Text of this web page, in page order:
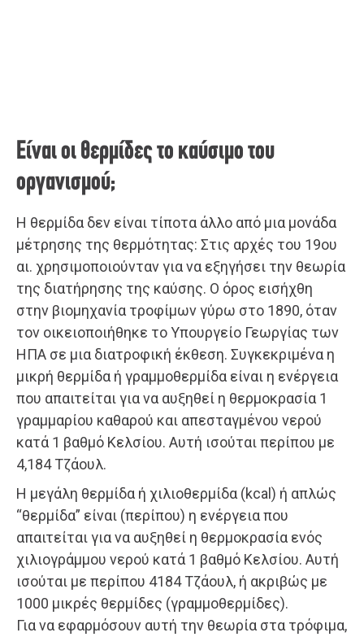
Είναι οι θερμίδες το καύσιμο του
οργανισμού;
Η θερμίδα δεν είναι τίποτα άλλο από μια μονάδα
μέτρησης της θερμότητας: Στις αρχές του 19ου
αι. χρησιμοποιούνταν για να εξηγήσει την θεωρία
της διατήρησης της καύσης. Ο όρος εισήχθη
στην βιομηχανία τροφίμων γύρω στο 1890, όταν
τον οικειοποιήθηκε το Υπουργείο Γεωργίας των
ΗΠΑ σε μια διατροφική έκθεση. Συγκεκριμένα η
μικρή θερμίδα ή γραμμοθερμίδα είναι η ενέργεια
που απαιτείται για να αυξηθεί η θερμοκρασία 1
γραμμαρίου καθαρού και απεσταγμένου νερού
κατά 1 βαθμό Κελσίου. Αυτή ισούται περίπου με
4,184 Τζάουλ.
Η μεγάλη θερμίδα ή χιλιοθερμίδα (kcal) ή απλώς
“θερμίδα” είναι (περίπου) η ενέργεια που
απαιτείται για να αυξηθεί η θερμοκρασία ενός
χιλιογράμμου νερού κατά 1 βαθμό Κελσίου. Αυτή
ισούται με περίπου 4184 Τζάουλ, ή ακριβώς με
1000 μικρές θερμίδες (γραμμοθερμίδες).
Για να εφαρμόσουν αυτή την θεωρία στα τρόφιμα,